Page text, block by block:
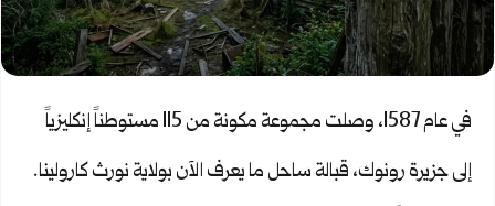
في عام 1587، وصلت مجموعة مكونة من 115 مستوطناً إنكليزياً
إلى جزيرة رونوك، قبالة ساحل ما يعرف الآن بولاية نورث كارولينا.